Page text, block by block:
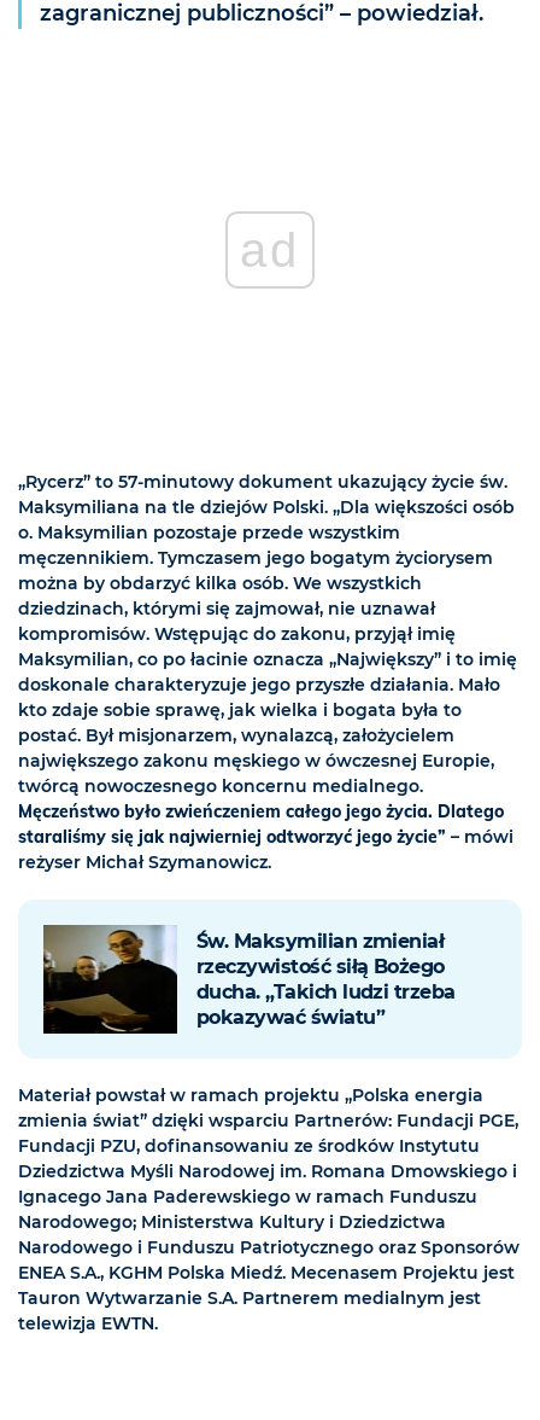
zagranicznej publiczności” – powiedział.
ad
„Rycerz” to 57-minutowy dokument ukazujący życie św.
Maksymiliana na tle dziejów Polski. „Dla większości osób
o. Maksymilian pozostaje przede wszystkim
męczennikiem. Tymczasem jego bogatym życiorysem
można by obdarzyć kilka osób. We wszystkich
dziedzinach, którymi się zajmował, nie uznawał
kompromisów. Wstępując do zakonu, przyjął imię
Maksymilian, co po łacinie oznacza „Największy” i to imię
doskonale charakteryzuje jego przyszłe działania. Mało
kto zdaje sobie sprawę, jak wielka i bogata była to
postać. Był misjonarzem, wynalazcą, założycielem
największego zakonu męskiego w ówczesnej Europie,
twórcą nowoczesnego koncernu medialnego.
Męczeństwo było zwieńczeniem całego jego życia. Dlatego
staraliśmy się jak najwierniej odtworzyć jego życie” – mówi
reżyser Michał Szymanowicz.
Św. Maksymilian zmieniał
rzeczywistość siłą Bożego
ducha. „Takich ludzi trzeba
pokazywać światu”
Materiał powstał w ramach projektu „Polska energia
zmienia świat” dzięki wsparciu Partnerów: Fundacji PGE,
Fundacji PZU, dofinansowaniu ze środków Instytutu
Dziedzictwa Myśli Narodowej im. Romana Dmowskiego i
Ignacego Jana Paderewskiego w ramach Funduszu
Narodowego; Ministerstwa Kultury i Dziedzictwa
Narodowego i Funduszu Patriotycznego oraz Sponsorów
ENEA S.A., KGHM Polska Miedź. Mecenasem Projektu jest
Tauron Wytwarzanie S.A. Partnerem medialnym jest
telewizja EWTN.